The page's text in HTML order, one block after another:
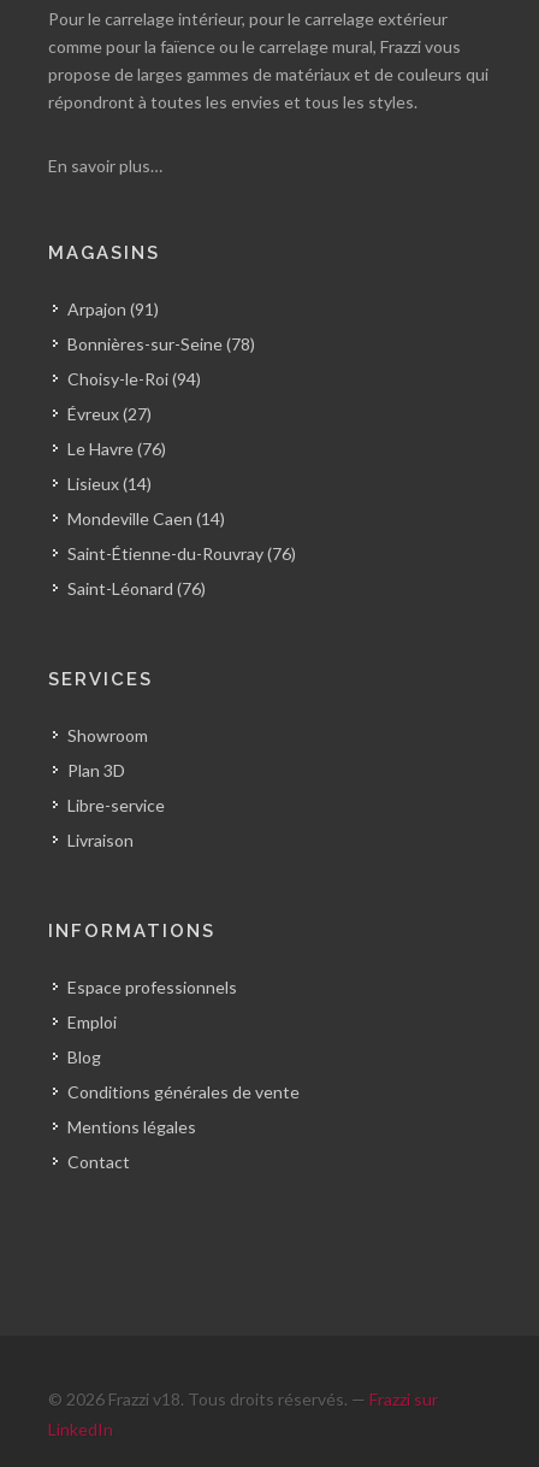
Pour le carrelage intérieur, pour le carrelage extérieur
comme pour la faïence ou le carrelage mural, Frazzi vous
propose de larges gammes de matériaux et de couleurs qui
répondront à toutes les envies et tous les styles.
En savoir plus…
MAGASINS
Arpajon (91)
Bonnières-sur-Seine (78)
Choisy-le-Roi (94)
Évreux (27)
Le Havre (76)
Lisieux (14)
Mondeville Caen (14)
Saint-Étienne-du-Rouvray (76)
Saint-Léonard (76)
SERVICES
Showroom
Plan 3D
Libre-service
Livraison
INFORMATIONS
Espace professionnels
Emploi
Blog
Conditions générales de vente
Mentions légales
Contact
© 2026 Frazzi v18. Tous droits réservés. — Frazzi sur
LinkedIn